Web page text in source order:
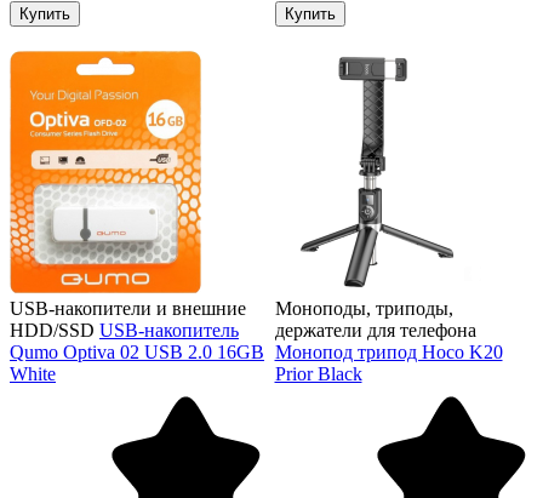
Купить Купить
USB-накопители и внешние
HDD/SSD USB-накопитель
Qumo Optiva 02 USB 2.0 16GB
White
Моноподы, триподы,
держатели для телефона
Монопод трипод Hoco K20
Prior Black